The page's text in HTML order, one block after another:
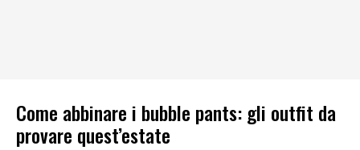
Come abbinare i bubble pants: gli outfit da
provare quest’estate